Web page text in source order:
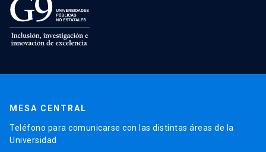
MESA CENTRAL
Teléfono para comunicarse con las distintas áreas de la
Universidad.